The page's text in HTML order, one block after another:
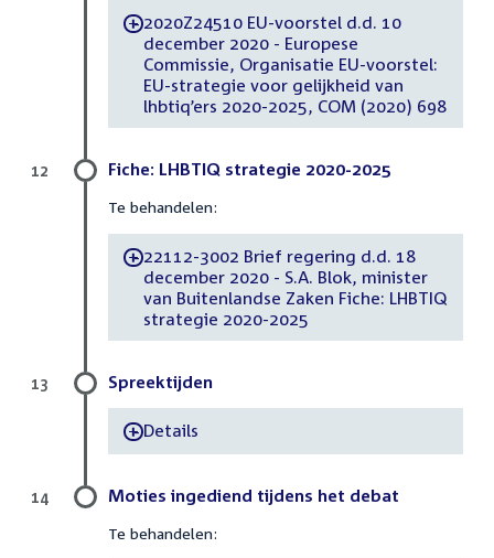
-2020Z24510 EU-voorstel d.d. 10
december 2020 - Europese
Commissie, Organisatie EU-voorstel:
EU-strategie voor gelijkheid van
lhbtiq’ers 2020-2025, COM (2020) 698
Fiche: LHBTIQ strategie 2020-2025
Te behandelen:
-22112-3002 Brief regering d.d. 18
december 2020 - S.A. Blok, minister
van Buitenlandse Zaken Fiche: LHBTIQ
strategie 2020-2025
12
Spreektijden
-Details
13
Moties ingediend tijdens het debat
Te behandelen:
14